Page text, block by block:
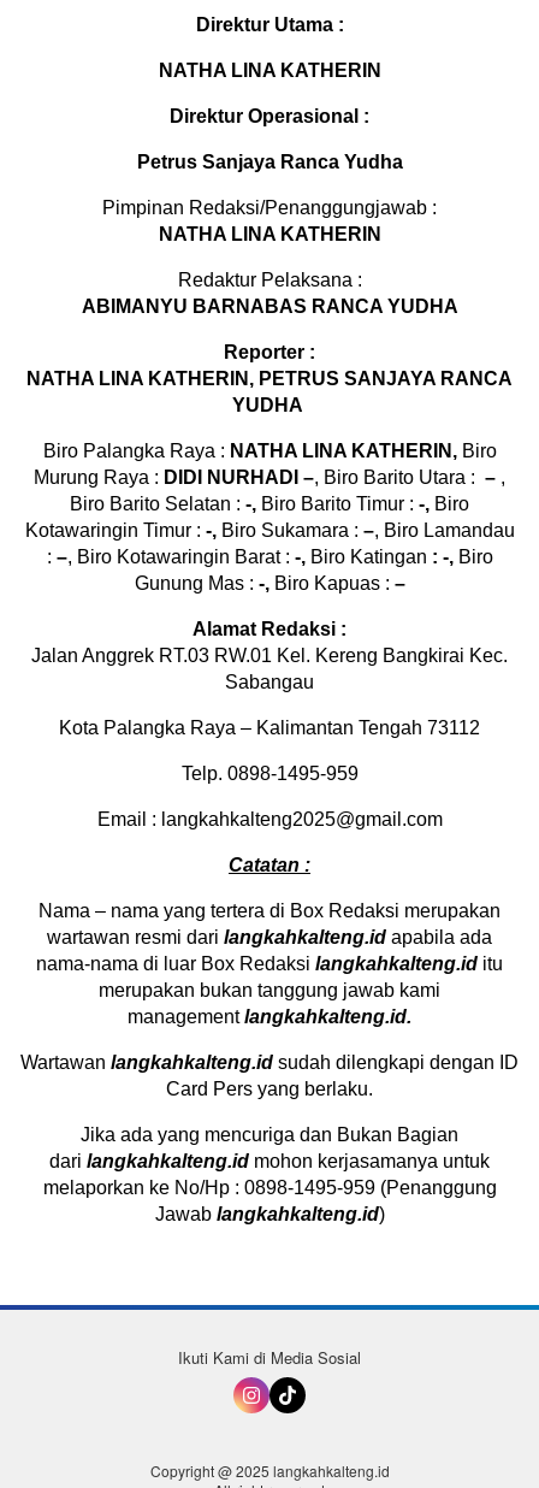
Direktur Utama :
NATHA LINA KATHERIN
Direktur Operasional :
Petrus Sanjaya Ranca Yudha
Pimpinan Redaksi/Penanggungjawab :
NATHA LINA KATHERIN
Redaktur Pelaksana :
ABIMANYU BARNABAS RANCA YUDHA
Reporter :
NATHA LINA KATHERIN, PETRUS SANJAYA RANCA
YUDHA
Biro Palangka Raya : NATHA LINA KATHERIN, Biro
Murung Raya : DIDI NURHADI –, Biro Barito Utara : – ,
Biro Barito Selatan : -, Biro Barito Timur : -, Biro
Kotawaringin Timur : -, Biro Sukamara : –, Biro Lamandau
: –, Biro Kotawaringin Barat : -, Biro Katingan : -, Biro
Gunung Mas : -, Biro Kapuas : –
Alamat Redaksi :
Jalan Anggrek RT.03 RW.01 Kel. Kereng Bangkirai Kec.
Sabangau
Kota Palangka Raya – Kalimantan Tengah 73112
Telp. 0898-1495-959
Email : langkahkalteng2025@gmail.com
Catatan :
Nama – nama yang tertera di Box Redaksi merupakan
wartawan resmi dari langkahkalteng.id apabila ada
nama-nama di luar Box Redaksi langkahkalteng.id itu
merupakan bukan tanggung jawab kami
managementlangkahkalteng.id.
Wartawan langkahkalteng.id sudah dilengkapi dengan ID
Card Pers yang berlaku.
Jika ada yang mencuriga dan Bukan Bagian
dari langkahkalteng.id mohon kerjasamanya untuk
melaporkan ke No/Hp : 0898-1495-959 (Penanggung
Jawab langkahkalteng.id)
Ikuti Kami di Media Sosial
Copyright @ 2025 langkahkalteng.id